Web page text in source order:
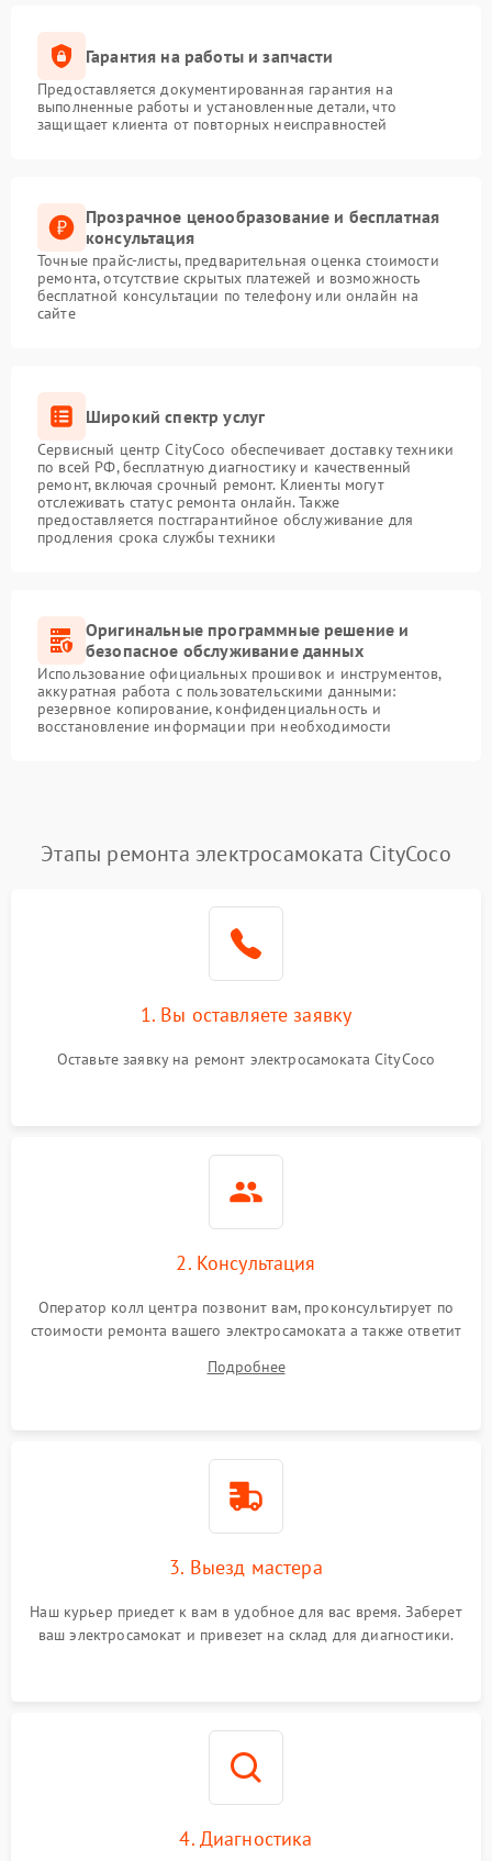
Гарантия на работы и запчасти
Предоставляется документированная гарантия на
выполненные работы и установленные детали, что
защищает клиента от повторных неисправностей
Прозрачное ценообразование и бесплатная
консультация
Точные прайс-листы, предварительная оценка стоимости
ремонта, отсутствие скрытых платежей и возможность
бесплатной консультации по телефону или онлайн на
сайте
Широкий спектр услуг
Сервисный центр CityCoco обеспечивает доставку техники
по всей РФ, бесплатную диагностику и качественный
ремонт, включая срочный ремонт. Клиенты могут
отслеживать статус ремонта онлайн. Также
предоставляется постгарантийное обслуживание для
продления срока службы техники
Оригинальные программные решение и
безопасное обслуживание данных
Использование официальных прошивок и инструментов,
аккуратная работа с пользовательскими данными:
резервное копирование, конфиденциальность и
восстановление информации при необходимости
Этапы ремонта электросамоката CityCoco
1. Вы оставляете заявку
Оставьте заявку на ремонт электросамоката CityCoco
2. Консультация
Оператор колл центра позвонит вам, проконсультирует по
стоимости ремонта вашего электросамоката а также ответит
Подробнее
3. Выезд мастера
Наш курьер приедет к вам в удобное для вас время. Заберет
ваш электросамокат и привезет на склад для диагностики.
4. Диагностика